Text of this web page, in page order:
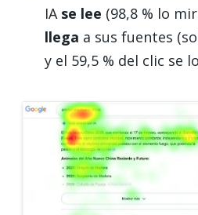
IA se lee (98,8 % lo
llega a sus fuentes
y el 59,5 % del clic se